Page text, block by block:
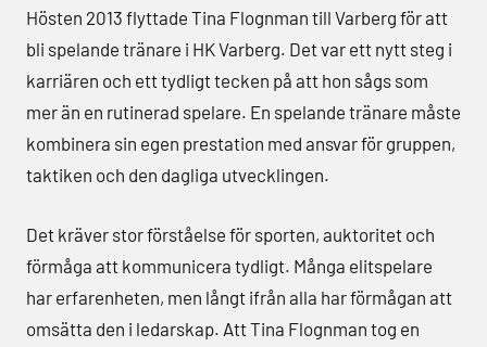
Hösten 2013 flyttade Tina Flognman till Varberg för att
bli spelande tränare i HK Varberg. Det var ett nytt steg i
karriären och ett tydligt tecken på att hon sågs som
mer än en rutinerad spelare. En spelande tränare måste
kombinera sin egen prestation med ansvar för gruppen,
taktiken och den dagliga utvecklingen.
Det kräver stor förståelse för sporten, auktoritet och
förmåga att kommunicera tydligt. Många elitspelare
har erfarenheten, men långt ifrån alla har förmågan att
omsätta den i ledarskap. Att Tina Flognman tog en